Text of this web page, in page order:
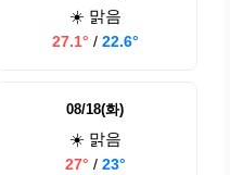
☀️ 맑음
27.1° / 22.6°
08/18(화)
☀️ 맑음
27° / 23°